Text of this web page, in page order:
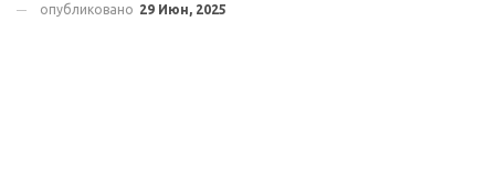
опубликовано 29 Июн, 2025